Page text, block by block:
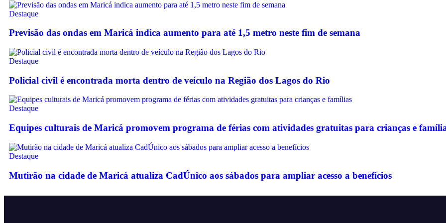
Destaque
Previsão das ondas em Maricá indica aumento para até 1,5 metro neste fim de semana
Destaque
Policial civil é encontrada morta dentro de veículo na Região dos Lagos do Rio
Destaque
Equipes culturais de Maricá promovem programa de férias com atividades gratuitas para crianças e
Destaque
Mutirão na cidade de Maricá atualiza CadÚnico aos sábados para ampliar acesso a benefícios